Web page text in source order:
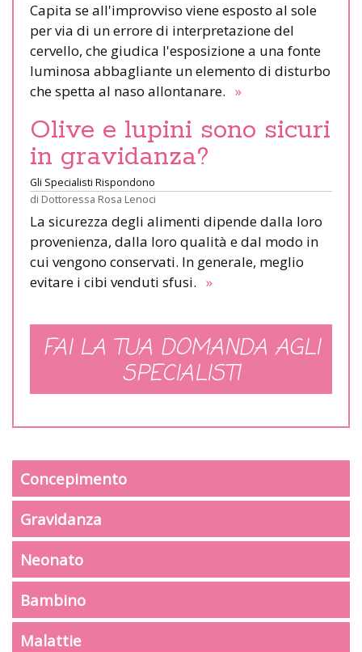
Capita se all'improvviso viene esposto al sole
per via di un errore di interpretazione del
cervello, che giudica l'esposizione a una fonte
luminosa abbagliante un elemento di disturbo
che spetta al naso allontanare. »
Olive e lupini sono sicuri
in gravidanza?
Gli Specialisti Rispondono
di Dottoressa Rosa Lenoci
La sicurezza degli alimenti dipende dalla loro
provenienza, dalla loro qualità e dal modo in
cui vengono conservati. In generale, meglio
evitare i cibi venduti sfusi. »
FAI LA TUA DOMANDA AGLI
SPECIALISTI
Concepimento
Gravidanza
Neonato
Bambino
Malattie